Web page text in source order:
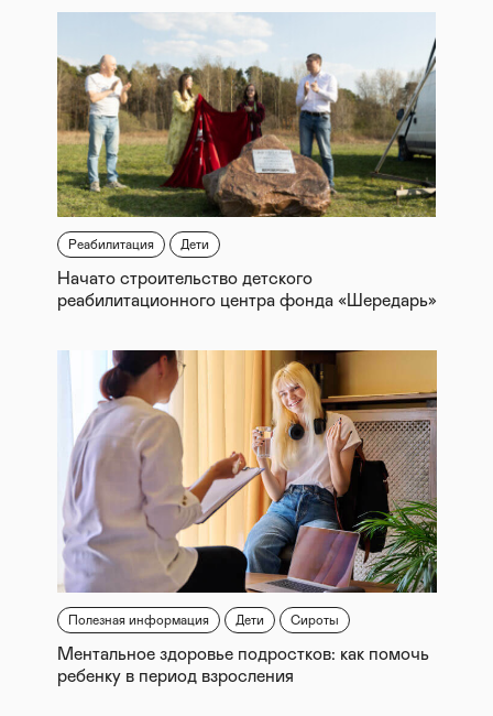
Реабилитация Дети
Начато строительство детского
реабилитационного центра фонда «Шередарь»
Полезная информация Дети Сироты
Ментальное здоровье подростков: как помочь
ребенку в период взросления